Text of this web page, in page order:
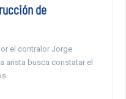
de
el contralor Jorge
arista busca constatar el